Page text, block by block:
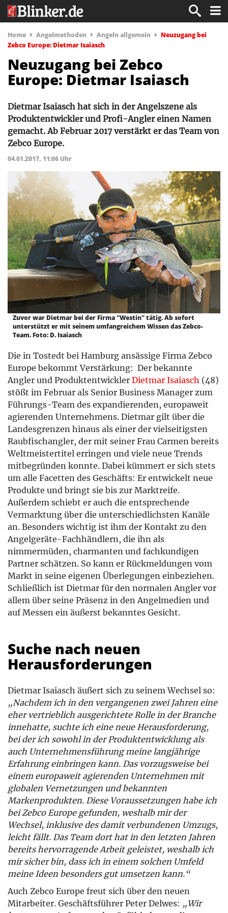
Home Angelmethoden Angeln allgemein
Neuzugang bei
Zebco Europe: Dietmar Isaiasch
Neuzugang bei Zebco
Europe: Dietmar Isaiasch
Dietmar Isaiasch hat sich in der Angelszene als
Produktentwickler und Profi-Angler einen Namen
gemacht. Ab Februar 2017 verstärkt er das Team von
Zebco Europe.
04.01.2017, 11:06 Uhr
Zuvor war Dietmar bei der Firma "Westin" tätig. Ab sofort
unterstützt er mit seinem umfangreichem Wissen das Zebco-
Team. Foto: D. Isaiasch
Die in Tostedt bei Hamburg ansässige Firma Zebco
Europe bekommt Verstärkung: Der bekannte
Angler und Produktentwickler Dietmar Isaiasch (48)
stößt im Februar als Senior Business Manager zum
Führungs-Team des expandierenden, europaweit
agierenden Unternehmens. Dietmar gilt über die
Landesgrenzen hinaus als einer der vielseitigsten
Raubfischangler, der mit seiner Frau Carmen bereits
Weltmeistertitel erringen und viele neue Trends
mitbegründen konnte. Dabei kümmert er sich stets
um alle Facetten des Geschäfts: Er entwickelt neue
Produkte und bringt sie bis zur Marktreife.
Außerdem schiebt er auch die entsprechende
Vermarktung über die unterschiedlichsten Kanäle
an. Besonders wichtig ist ihm der Kontakt zu den
Angelgeräte-Fachhändlern, die ihn als
nimmermüden, charmanten und fachkundigen
Partner schätzen. So kann er Rückmeldungen vom
Markt in seine eigenen Überlegungen einbeziehen.
Schließlich ist Dietmar für den normalen Angler vor
allem über seine Präsenz in den Angelmedien und
auf Messen ein äußerst bekanntes Gesicht.
Suche nach neuen
Herausforderungen
Dietmar Isaiasch äußert sich zu seinem Wechsel so:
„Nachdem ich in den vergangenen zwei Jahren eine
eher vertrieblich ausgerichtete Rolle in der Branche
innehatte, suchte ich eine neue Herausforderung,
bei der ich sowohl in der Produktentwicklung als
auch Unternehmensführung meine langjährige
Erfahrung einbringen kann. Das vorzugsweise bei
einem europaweit agierenden Unternehmen mit
globalen Vernetzungen und bekannten
Markenprodukten. Diese Voraussetzungen habe ich
bei Zebco Europe gefunden, weshalb mir der
Wechsel, inklusive des damit verbundenen Umzugs,
leicht fällt. Das Team dort hat in den letzten Jahren
bereits hervorragende Arbeit geleistet, weshalb ich
mir sicher bin, dass ich in einem solchen Umfeld
meine Ideen besonders gut umsetzen kann.“
Auch Zebco Europe freut sich über den neuen
Mitarbeiter. Geschäftsführer Peter Delwes: „Wir